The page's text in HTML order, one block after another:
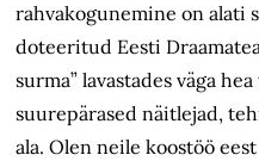
rahvakogunemine on alati
doteeritud Eesti
surma” lavastades väga
suurepärased näitlejad,
ala. Olen neile koostöö